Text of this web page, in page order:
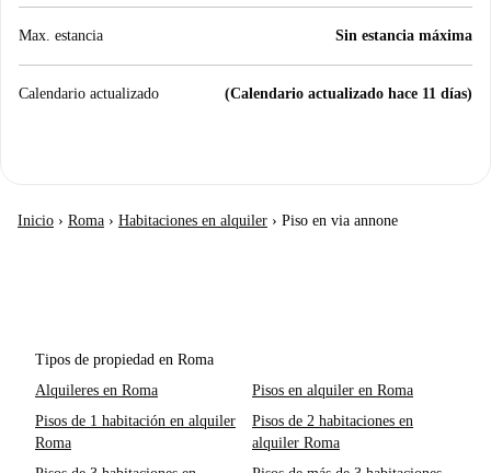
Max. estancia Sin estancia máxima
Calendario actualizado (Calendario actualizado hace 11 días)
Inicio › Roma › Habitaciones en alquiler › Piso en via annone
Tipos de propiedad en Roma
Alquileres en Roma
Pisos en alquiler en Roma
Pisos de 1 habitación en alquiler
Roma
Pisos de 2 habitaciones en
alquiler Roma